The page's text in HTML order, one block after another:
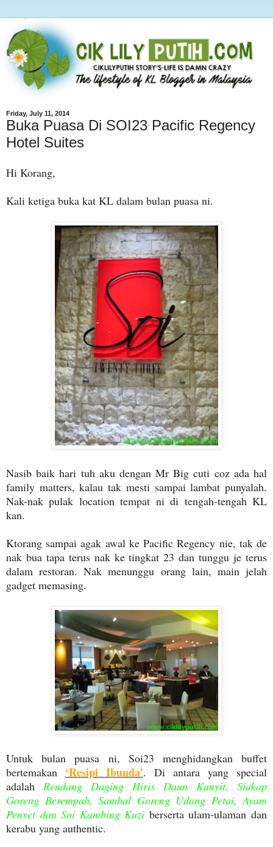
Friday, July 11, 2014
Buka Puasa Di SOI23 Pacific Regency
Hotel Suites
Hi Korang,
Kali ketiga buka kat KL dalam bulan puasa ni.
Nasib baik hari tuh aku dengan Mr Big cuti coz ada hal
family matters, kalau tak mesti sampai lambat punyalah.
Nak-nak pulak location tempat ni di tengah-tengah KL
kan.
Ktorang sampai agak awal ke Pacific Regency nie, tak de
nak bua tapa terus nak ke tingkat 23 dan tunggu je terus
dalam restoran. Nak menunggu orang lain, main jelah
gadget memasing.
Untuk bulan puasa ni, Soi23 menghidangkan buffet
bertemakan ‘Resipi Ibunda’. Di antara yang special
adalah Rendang Daging Hiris Daun Kunyit, Siakap
Goreng Berempah, Sambal Goreng Udang Petai, Ayam
Penyet dan Soi Kambing Kuzi berserta ulam-ulaman dan
kerabu yang authentic.